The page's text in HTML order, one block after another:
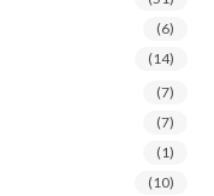
(6)
(14)
(7)
(7)
(1)
(10)